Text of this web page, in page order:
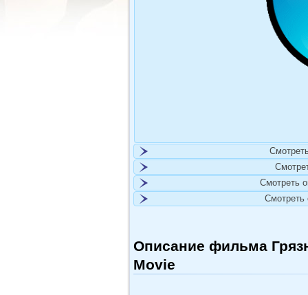
Смотреть
Смотреть
Описание фильма
Movie